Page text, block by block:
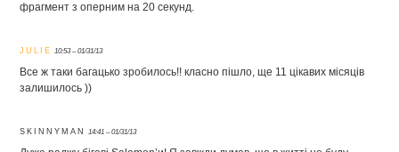
фрагмент з оперним на 20 секунд.
JULIE 10:53 – 01/31/13
Все ж таки багацько зробилось!! класно пішло, ще 11 цікавих місяців
залишилось ))
SKINNYMAN 14:41 – 01/31/13